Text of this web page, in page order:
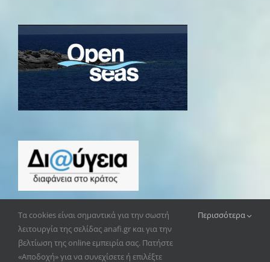
Τα cookies είναι σημαντικά για την σωστή
λειτουργία της σελίδας anafi.gr και για την
βελτίωση της online εμπειρία σας. Πατήστε
«Αποδοχή» για να συνεχίσετε ή επιλέξτε
Περισσότερα